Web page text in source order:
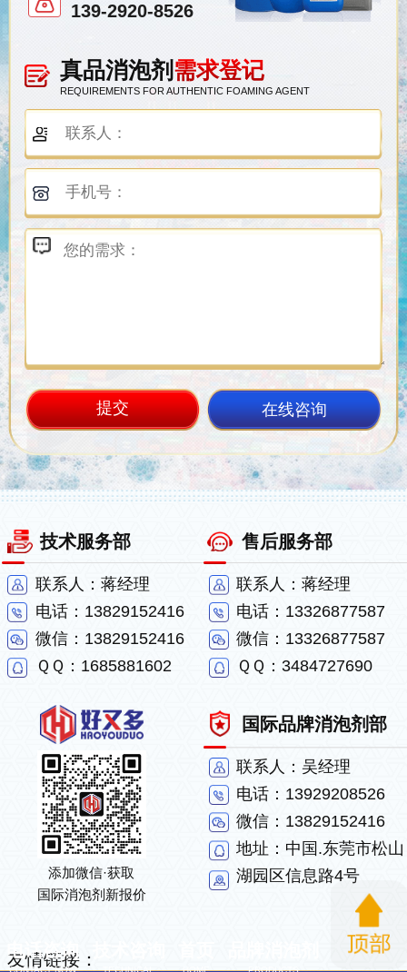
真品消泡剂 需求登记
REQUIREMENTS FOR AUTHENTIC FOAMING AGENT
在线咨询
139-2920-8526
添加微信·获取
国际消泡剂新报价
国际品牌消泡剂部
联系人：吴经理
电话：13929208526
微信：13829152416
地址：中国.东莞市松山
湖园区信息路4号
技术服务部
联系人：蒋经理
电话：13829152416
微信：13829152416
ＱＱ：1685881602
售后服务部
联系人：蒋经理
电话：13326877587
微信：13326877587
ＱＱ：3484727690
友情链接：
电话咨询
CONTACT NOW TECHNICAL HOME PRODUCTS